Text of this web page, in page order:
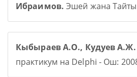
Ибраимов. Эшей жана
Кыбыраев А.О., Кудуев А.Ж.
практикум на Delphi - Ош: